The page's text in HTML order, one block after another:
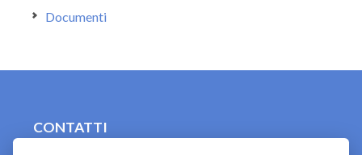
Documenti
CONTATTI